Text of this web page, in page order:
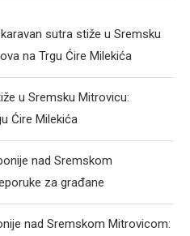
karavan sutra stiže u Sremsku
na Trgu Ćire Milekića
u Sremsku Mitrovicu:
Ćire Milekića
nad Sremskom
za građane
nad Sremskom Mitrovicom: